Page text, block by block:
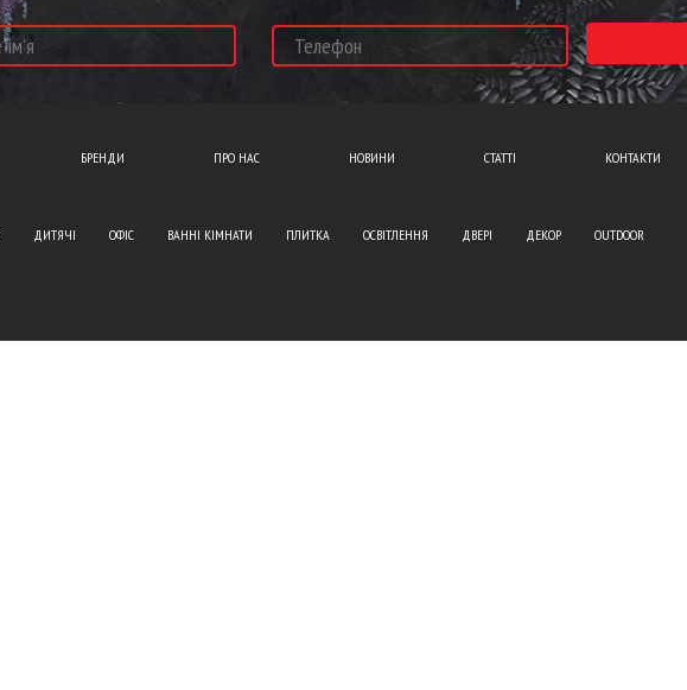
БРЕНДИ ПРО НАС НОВИНИ СТАТТІ КОНТАКТИ
ДИТЯЧІ ОФІС ВАННІ КІМНАТИ ПЛИТКА ОСВІТЛЕННЯ ДВЕРІ ДЕКОР OUTDOOR